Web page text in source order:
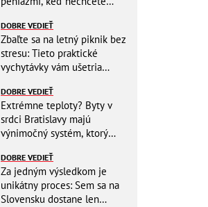
DOBRE VEDIEŤ
Zbaľte sa na letný piknik bez
stresu: Tieto praktické
vychytávky vám ušetria
DOBRE VEDIEŤ
Extrémne teploty? Byty v
srdci Bratislavy majú
výnimočný systém, ktorý
DOBRE VEDIEŤ
Za jedným výsledkom je
unikátny proces: Sem sa na
Slovensku dostane len